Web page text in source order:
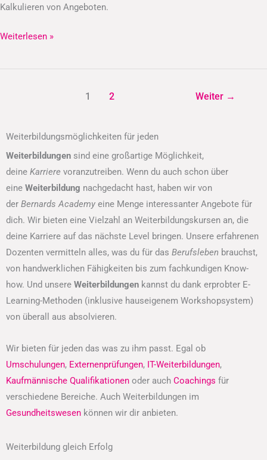
Kalkulieren von Angeboten.
Weiterlesen »
1 2 Weiter →
Weiterbildungsmöglichkeiten für jeden
Weiterbildungen sind eine großartige Möglichkeit,
deine Karriere voranzutreiben. Wenn du auch schon über
eine Weiterbildung nachgedacht hast, haben wir von
der Bernards Academy eine Menge interessanter Angebote für
dich. Wir bieten eine Vielzahl an Weiterbildungskursen an, die
deine Karriere auf das nächste Level bringen. Unsere erfahrenen
Dozenten vermitteln alles, was du für das Berufsleben brauchst,
von handwerklichen Fähigkeiten bis zum fachkundigen Know-
how. Und unsere Weiterbildungen kannst du dank erprobter E-
Learning-Methoden (inklusive hauseigenem Workshopsystem)
von überall aus absolvieren.
Wir bieten für jeden das was zu ihm passt. Egal ob
Umschulungen, Externenprüfungen, IT-Weiterbildungen,
Kaufmännische Qualifikationen oder auch Coachings für
verschiedene Bereiche. Auch Weiterbildungen im
Gesundheitswesen können wir dir anbieten.
Weiterbildung gleich Erfolg